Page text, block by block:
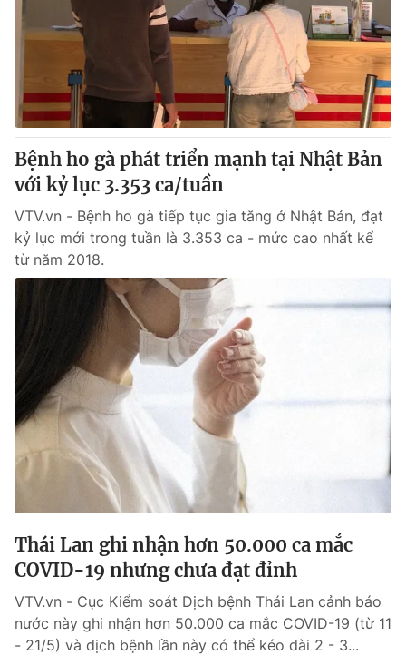
Tin tức
Thế giới đó đây
Câu chuyện quốc tế
Tài chính
Thị trường
Góc doanh nghiệp
Dữ liệu và đời sống
Truyền hình
Phim VTV
Hậu trường
Nhân vật
Khán giả
Giải sao mai
Giải trí
Điện ảnh
Âm nhạc
Sao
Đời sống
Làm đẹp
Chất lượng cuộc sống
Giáo dục
Tuyển sinh
Học trực tuyến
Công nghệ
Hitech Công nghệ tương lai
Sản phẩm
Thị trường
Tư vấn
Giao lưu trực tuyến
Lịch phát sóng
Chuyên mục khác
Emagazine Podcast
Photo Infographic
Bệnh ho gà phát triển mạnh tại Nhật Bản
với kỷ lục 3.353 ca/tuần
VTV.vn - Bệnh ho gà tiếp tục gia tăng ở Nhật Bản, đạt
kỷ lục mới trong tuần là 3.353 ca - mức cao nhất kể
từ năm 2018.
Thái Lan ghi nhận hơn 50.000 ca mắc
COVID-19 nhưng chưa đạt đỉnh
VTV.vn - Cục Kiểm soát Dịch bệnh Thái Lan cảnh báo
nước này ghi nhận hơn 50.000 ca mắc COVID-19 (từ 11
- 21/5) và dịch bệnh lần này có thể kéo dài 2 - 3...